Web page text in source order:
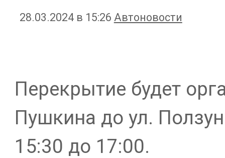
28.03.2024 в 15:26 Автоновости
Перекрытие будет
Пушкина до ул.
15:30 до 17:00.